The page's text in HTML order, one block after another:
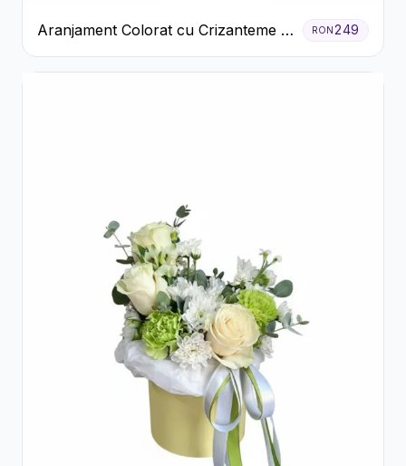
Aranjament Colorat cu Crizanteme în
Cutie Rustică
RON249